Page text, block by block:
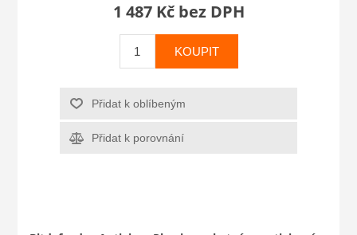
1 487 Kč bez DPH
KOUPIT
Přidat k oblíbeným
Přidat k porovnání